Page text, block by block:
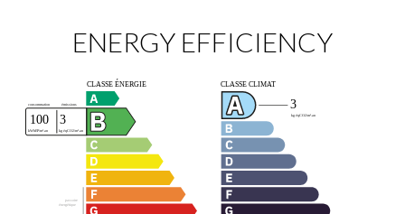
ENERGY EFFICIENCY